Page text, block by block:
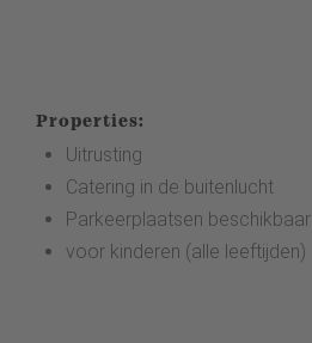
Properties:
Uitrusting
Catering in de buitenlucht
Parkeerplaatsen beschikbaar
voor kinderen (alle leeftijden)